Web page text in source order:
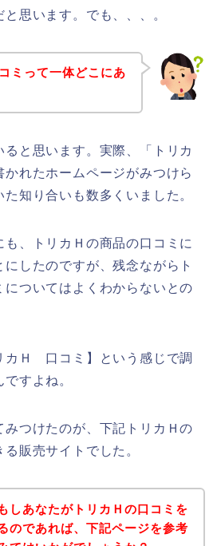
思います。でも、、、。
ミって一体どこにあ
ると思います。実際、「トリカ
かれたホームページがみつけら
知り合いも数多くいました。
、トリカＨの商品の口コミに
したのですが、残念ながらト
についてはよくわからないとの
カＨ 口コミ】という感じで調
すよね。
みつけたのが、下記トリカＨの
販売サイトでした。
しあなたがトリカＨの口コミを
のであれば、下記ページを参考